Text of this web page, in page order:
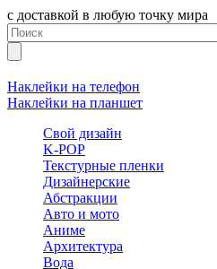
с доставкой в любую точку мира
Наклейки на телефон
Наклейки на планшет
Свой дизайн
K-POP
Текстурные пленки
Дизайнерские
Абстракции
Авто и мото
Аниме
Архитектура
Вода